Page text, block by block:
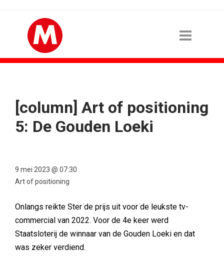
[column] Art of positioning
5: De Gouden Loeki
9 mei 2023 @ 07:30
Art of positioning
Onlangs reikte Ster de prijs uit voor de leukste tv-
commercial van 2022. Voor de 4e keer werd
Staatsloterij de winnaar van de Gouden Loeki en dat
was zeker verdiend.